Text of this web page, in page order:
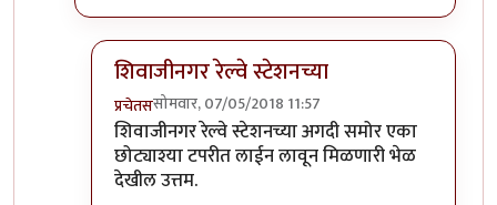
शिवाजीनगर रेल्वे स्टेशनच्या
प्रचेतससोमवार, 07/05/2018 11:57
In reply toकानिफनाथ मंदिराच्या समोरचीby
शिवाजीनगर रेल्वे स्टेशनच्या अगदी समोर एका
छोट्याश्या टपरीत लाईन लावून मिळणारी भेळ
देखील उत्तम.